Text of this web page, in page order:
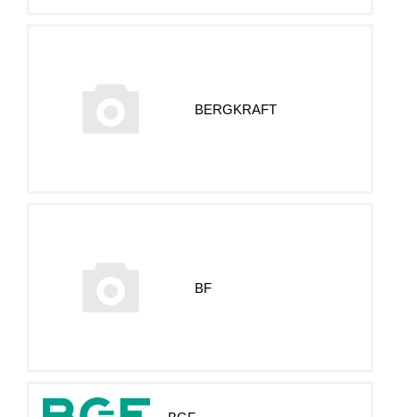
BERGKRAFT
BF